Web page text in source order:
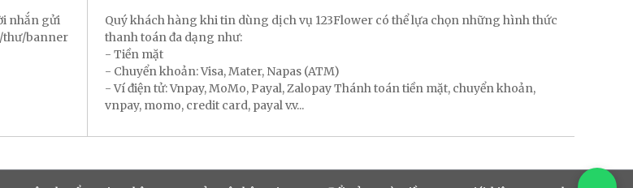
nhắn gửi
thư/banner
Quý khách hàng khi tin dùng dịch vụ 123Flower có thể lựa chọn những hình thức
thanh toán đa dạng như:
- Tiền mặt
- Chuyển khoản: Visa, Mater, Napas (ATM)
- Ví điện tử: Vnpay, MoMo, Payal, Zalopay Thánh toán tiền mặt, chuyển khoản,
vnpay, momo, credit card, payal v.v...